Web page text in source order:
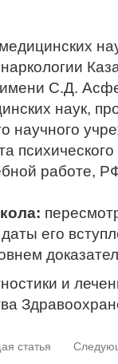
имени С.Д.
наук,
научного
работе,
его
и
статья